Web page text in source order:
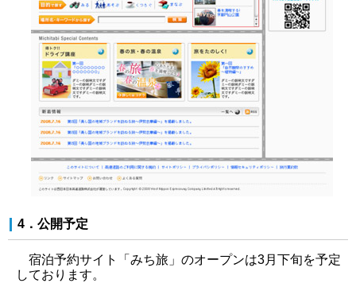
4．公開予定
宿泊予約サイト「みち旅」のオープンは3月下旬を予定
しております。